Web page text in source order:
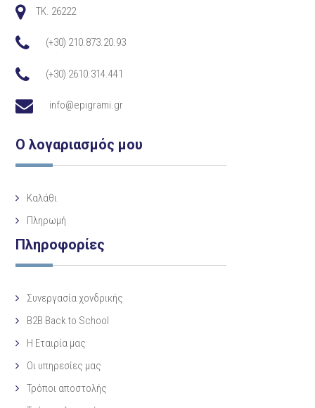
TK. 26222
(+30) 210.873.20.93
(+30) 2610.314.441
info@epigrami.gr
Ο λογαριασμός μου
Καλάθι
Πληρωμή
Πληροφορίες
Συνεργασία χονδρικής
B2B Back to School
Η Eταιρία μας
Οι υπηρεσίες μας
Τρόποι αποστολής